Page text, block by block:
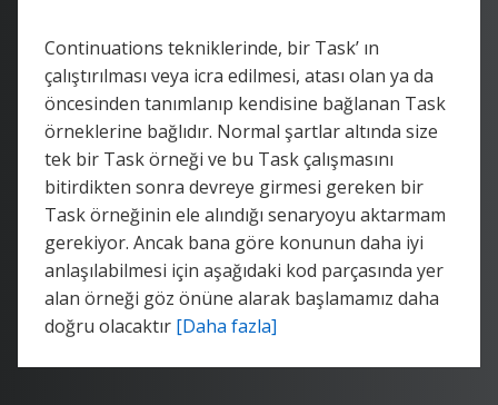
Continuations tekniklerinde, bir Task’ ın
çalıştırılması veya icra edilmesi, atası olan ya da
öncesinden tanımlanıp kendisine bağlanan Task
örneklerine bağlıdır. Normal şartlar altında size
tek bir Task örneği ve bu Task çalışmasını
bitirdikten sonra devreye girmesi gereken bir
Task örneğinin ele alındığı senaryoyu aktarmam
gerekiyor. Ancak bana göre konunun daha iyi
anlaşılabilmesi için aşağıdaki kod parçasında yer
alan örneği göz önüne alarak başlamamız daha
doğru olacaktır [Daha fazla]